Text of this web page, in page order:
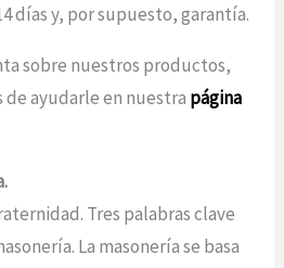
días y, por supuesto, garantía.
sobre nuestros productos,
ayudarle en nuestra página
Tres palabras clave
La masonería se basa